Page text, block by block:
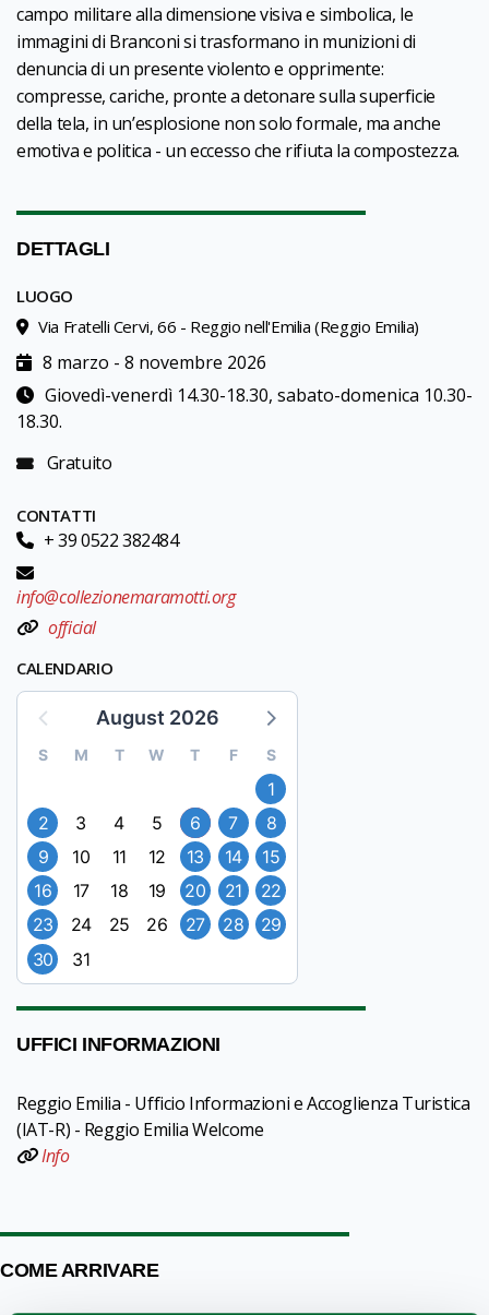
campo militare alla dimensione visiva e simbolica, le
immagini di Branconi si trasformano in munizioni di
denuncia di un presente violento e opprimente:
compresse, cariche, pronte a detonare sulla superficie
della tela, in un’esplosione non solo formale, ma anche
emotiva e politica - un eccesso che rifiuta la compostezza.
DETTAGLI
LUOGO
Via Fratelli Cervi, 66 - Reggio nell'Emilia (Reggio Emilia)
8 marzo - 8 novembre 2026
Giovedì-venerdì 14.30-18.30, sabato-domenica 10.30-
18.30.
Gratuito
CONTATTI
+ 39 0522 382484
info@collezionemaramotti.org
official
CALENDARIO
August 2026
S M T W T F S
1
2
3 4 5 6 7
8
9
10 11 12 13 14
15
16
17 18 19 20 21
22
23
24 25 26 27 28
29
30
31
UFFICI INFORMAZIONI
Reggio Emilia - Ufficio Informazioni e Accoglienza Turistica
(IAT-R) - Reggio Emilia Welcome
Info
COME ARRIVARE